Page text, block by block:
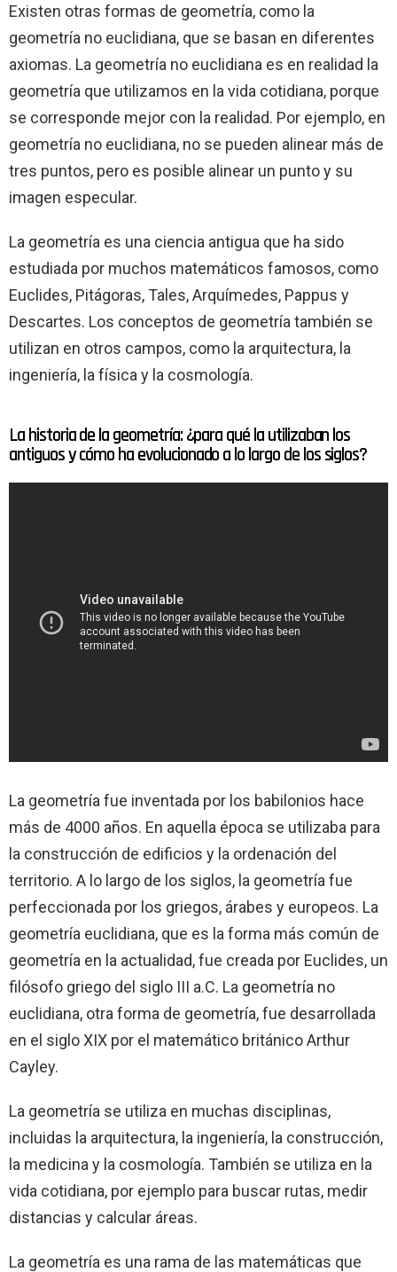
Existen otras formas de geometría, como la
geometría no euclidiana, que se basan en diferentes
axiomas. La geometría no euclidiana es en realidad la
geometría que utilizamos en la vida cotidiana, porque
se corresponde mejor con la realidad. Por ejemplo, en
geometría no euclidiana, no se pueden alinear más de
tres puntos, pero es posible alinear un punto y su
imagen especular.
La geometría es una ciencia antigua que ha sido
estudiada por muchos matemáticos famosos, como
Euclides, Pitágoras, Tales, Arquímedes, Pappus y
Descartes. Los conceptos de geometría también se
utilizan en otros campos, como la arquitectura, la
ingeniería, la física y la cosmología.
La historia de la geometría: ¿para qué la utilizaban los
antiguos y cómo ha evolucionado a lo largo de los siglos?
La geometría fue inventada por los babilonios hace
más de 4000 años. En aquella época se utilizaba para
la construcción de edificios y la ordenación del
territorio. A lo largo de los siglos, la geometría fue
perfeccionada por los griegos, árabes y europeos. La
geometría euclidiana, que es la forma más común de
geometría en la actualidad, fue creada por Euclides, un
filósofo griego del siglo III a.C. La geometría no
euclidiana, otra forma de geometría, fue desarrollada
en el siglo XIX por el matemático británico Arthur
Cayley.
La geometría se utiliza en muchas disciplinas,
incluidas la arquitectura, la ingeniería, la construcción,
la medicina y la cosmología. También se utiliza en la
vida cotidiana, por ejemplo para buscar rutas, medir
distancias y calcular áreas.
La geometría es una rama de las matemáticas que